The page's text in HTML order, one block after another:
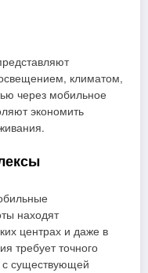
климатом,
через мобильное
экономить
находят
центрах и даже в
требует точного
с существующей